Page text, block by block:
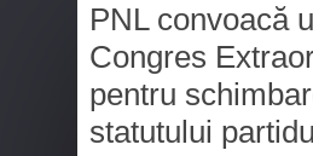
PNL convoacă
Congres
pentru
statutului